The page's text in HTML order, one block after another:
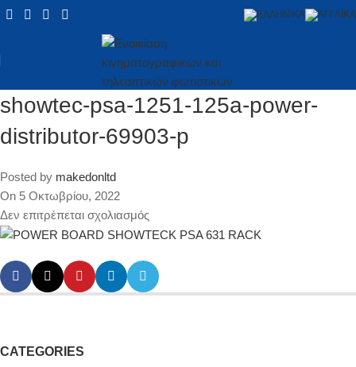
showtec-psa-1251-125a-power-
distributor-69903-p
Posted by makedonltd
On 5 Οκτωβρίου, 2022
Δεν επιτρέπεται σχολιασμός
CATEGORIES